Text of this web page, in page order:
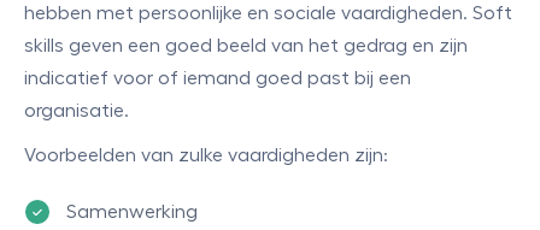
hebben met persoonlijke en sociale vaardigheden. Soft
skills geven een goed beeld van het gedrag en zijn
indicatief voor of iemand goed past bij een
organisatie.
Voorbeelden van zulke vaardigheden zijn:
Samenwerking